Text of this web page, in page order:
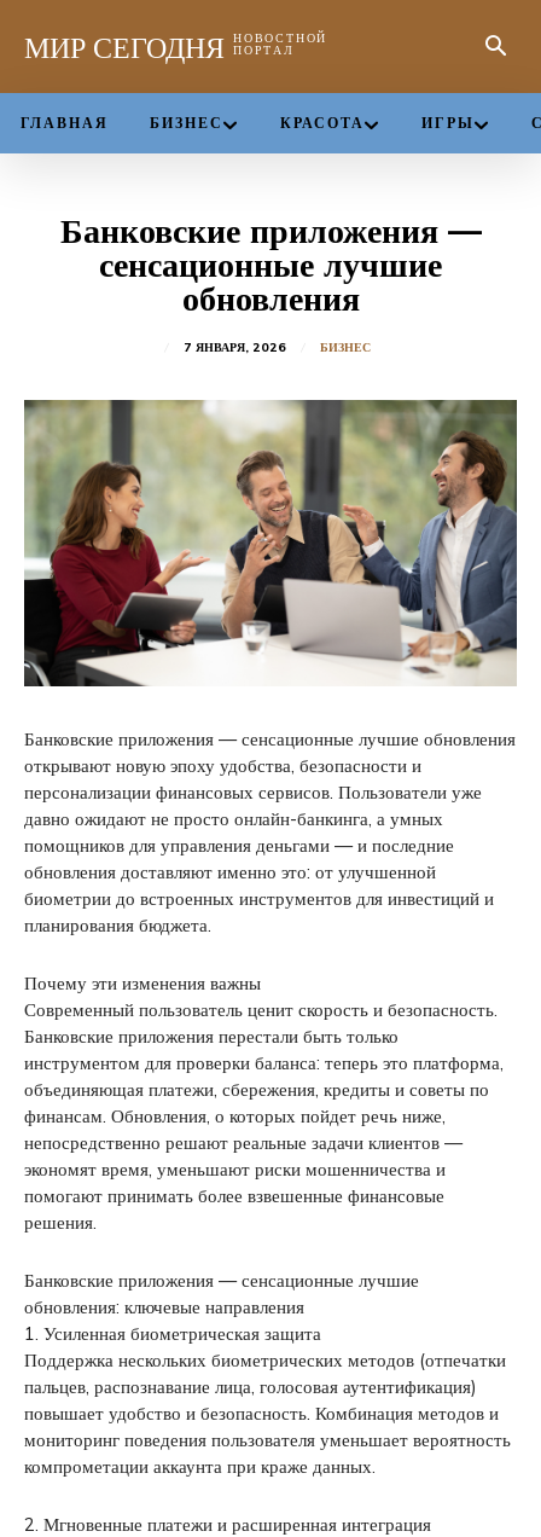
МИР СЕГОДНЯ НОВОСТНОЙ
ПОРТАЛ
ГЛАВНАЯ БИЗНЕС КРАСОТА ИГРЫ
Банковские приложения —
сенсационные лучшие
обновления
7 ЯНВАРЯ, 2026 БИЗНЕС
Банковские приложения — сенсационные лучшие обновления
открывают новую эпоху удобства, безопасности и
персонализации финансовых сервисов. Пользователи уже
давно ожидают не просто онлайн-банкинга, а умных
помощников для управления деньгами — и последние
обновления доставляют именно это: от улучшенной
биометрии до встроенных инструментов для инвестиций и
планирования бюджета.
Почему эти изменения важны
Современный пользователь ценит скорость и безопасность.
Банковские приложения перестали быть только
инструментом для проверки баланса: теперь это платформа,
объединяющая платежи, сбережения, кредиты и советы по
финансам. Обновления, о которых пойдет речь ниже,
непосредственно решают реальные задачи клиентов —
экономят время, уменьшают риски мошенничества и
помогают принимать более взвешенные финансовые
решения.
Банковские приложения — сенсационные лучшие
обновления: ключевые направления
1. Усиленная биометрическая защита
Поддержка нескольких биометрических методов (отпечатки
пальцев, распознавание лица, голосовая аутентификация)
повышает удобство и безопасность. Комбинация методов и
мониторинг поведения пользователя уменьшает вероятность
компрометации аккаунта при краже данных.
2. Мгновенные платежи и расширенная интеграция